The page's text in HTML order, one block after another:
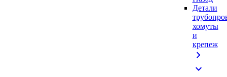
Детали
хомуты
и
крепеж
chevron_right
expand_more